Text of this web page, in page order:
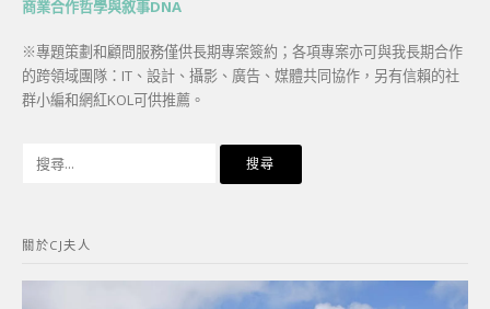
商業合作哲學與敘事DNA
※專題策劃和顧問服務僅供長期專案簽約；各項專案亦可與我長期合作
的跨領域團隊：IT、設計、攝影、廣告、媒體共同協作，另有信賴的社
群小編和網紅KOL可供推薦。
字:
關於CJ夫人